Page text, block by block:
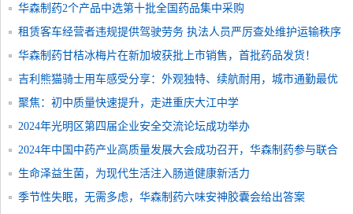
华森制药2个产品中选第十批全国药品集中采购
租赁客车经营者违规提供驾驶劳务 执法人员严厉查处维护运输秩序
华森制药甘桔冰梅片在新加坡获批上市销售，首批药品发货！
吉利熊猫骑士用车感受分享：外观独特、续航耐用，城市通勤最优
选
聚焦：初中质量快速提升，走进重庆大江中学
2024年光明区第四届企业安全交流论坛成功举办
2024年中国中药产业高质量发展大会成功召开，华森制药参与联合
主办！
生命泽益生菌，为现代生活注入肠道健康新活力
季节性失眠，无需多虑，华森制药六味安神胶囊会给出答案